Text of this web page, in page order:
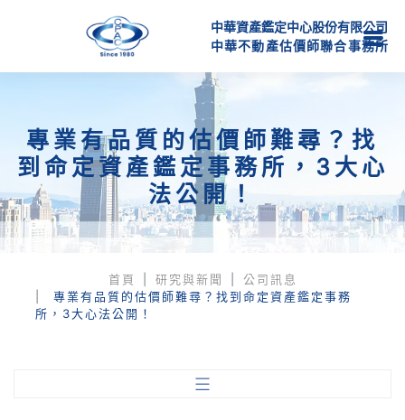
中華資產鑑定中心股份有限公司
中華不動產估價師聯合事務所
專業有品質的估價師難尋？找
到命定資產鑑定事務所，3大心
法公開！
首頁 研究與新聞
公司訊息
專業有品質的估價師難尋？找到命定資產鑑定事務
所，3大心法公開！